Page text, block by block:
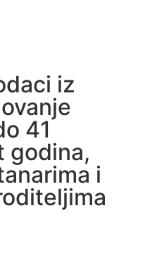
iz
41
godina,
i